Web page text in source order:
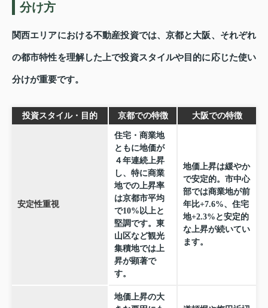
分け方
関西エリアにおける不動産投資では、京都と大阪、それぞれ
の都市特性を理解した上で投資スタイルや目的に応じた使い
分けが重要です。
投資スタイル・目的 京都での特徴 大阪での特徴
安定性重視
住宅・商業地
ともに地価が
４年連続上昇
し、特に商業
地での上昇率
は京都市平均
で10%以上と
堅調です。東
山区など観光
集積地では上
昇が顕著で
す。
地価上昇は緩やか
で安定的。市中心
部では商業地が前
年比+7.6%、住宅
地+2.3%と安定的
な上昇が続いてい
ます。
地価上昇の大